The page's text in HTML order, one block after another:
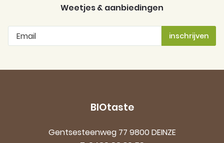
Weetjes & aanbiedingen
BIOtaste
Gentsesteenweg 77 9800 DEINZE